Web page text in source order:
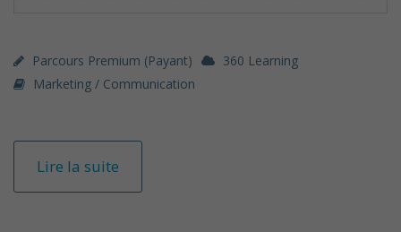
Parcours Premium (payant)
360 Learning
Marketing / Communication
Lire la suite